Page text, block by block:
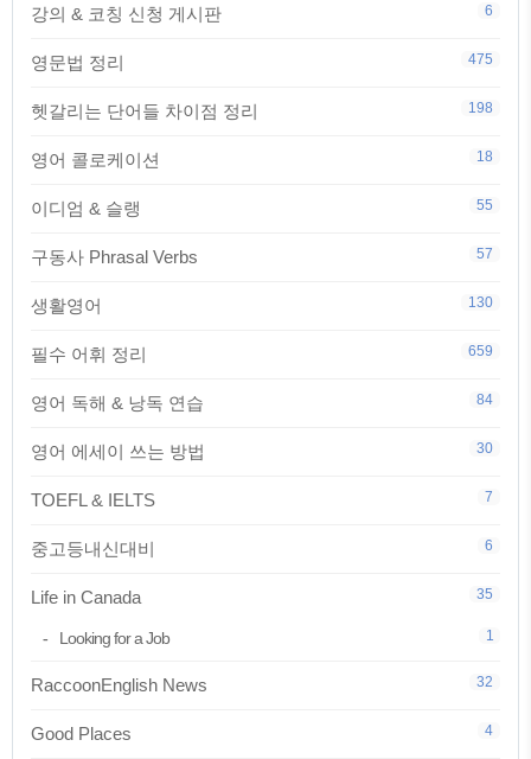
강의 & 코칭 신청 게시판 6
영문법 정리 475
헷갈리는 단어들 차이점 정리 198
영어 콜로케이션 18
이디엄 & 슬랭 55
구동사 Phrasal Verbs 57
생활영어 130
필수 어휘 정리 659
영어 독해 & 낭독 연습 84
영어 에세이 쓰는 방법 30
TOEFL & IELTS 7
중고등내신대비 6
Life in Canada 35
Looking for a Job 1
RaccoonEnglish News 32
Good Places 4